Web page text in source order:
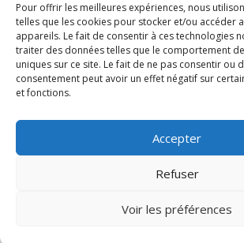
Pour offrir les meilleures expériences, nous
telles que les cookies pour stocker et/ou accéder
appareils. Le fait de consentir à ces technologies
traiter des données telles que le comportement
uniques sur ce site. Le fait de ne pas consentir ou
consentement peut avoir un effet négatif sur
et fonctions.
Accepter
Refuser
Voir les préférences
Domotique Z-Wave
Domotique Zigbee
Clim-mobile.xyz
Séries TV
Cinéma
Musique